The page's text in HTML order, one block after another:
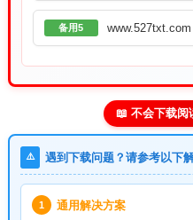
备用5 www.527txt.com
📖 不会下载阅
⚠️ 遇到下载问题？请参考以下
1 通用解决方案